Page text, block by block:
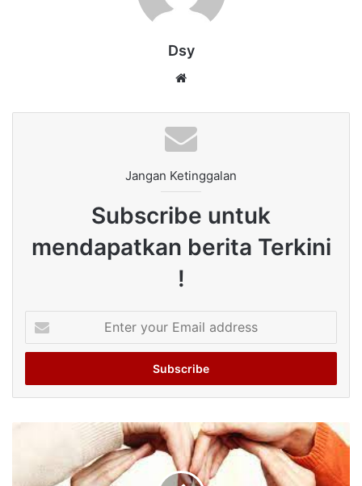
Dsy
Jangan Ketinggalan
Subscribe untuk
mendapatkan berita Terkini
!
your
Email